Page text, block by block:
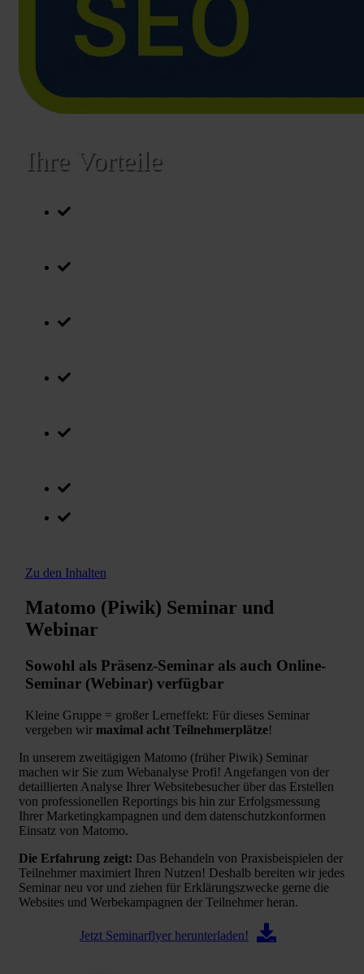
Ihre Vorteile
Zu den Inhalten
Matomo (Piwik) Seminar und
Webinar
Sowohl als Präsenz-Seminar als auch Online-
Seminar (Webinar) verfügbar
Kleine Gruppe = großer Lerneffekt: Für dieses Seminar
vergeben wir maximal acht Teilnehmerplätze!
In unserem zweitägigen Matomo (früher Piwik) Seminar
machen wir Sie zum Webanalyse Profi! Angefangen von der
detaillierten Analyse Ihrer Websitebesucher über das Erstellen
von professionellen Reportings bis hin zur Erfolgsmessung
Ihrer Marketingkampagnen und dem datenschutzkonformen
Einsatz von Matomo.
Die Erfahrung zeigt: Das Behandeln von Praxisbeispielen der
Teilnehmer maximiert Ihren Nutzen! Deshalb bereiten wir jedes
Seminar neu vor und ziehen für Erklärungszwecke gerne die
Websites und Werbekampagnen der Teilnehmer heran.
Jetzt Seminarflyer herunterladen!